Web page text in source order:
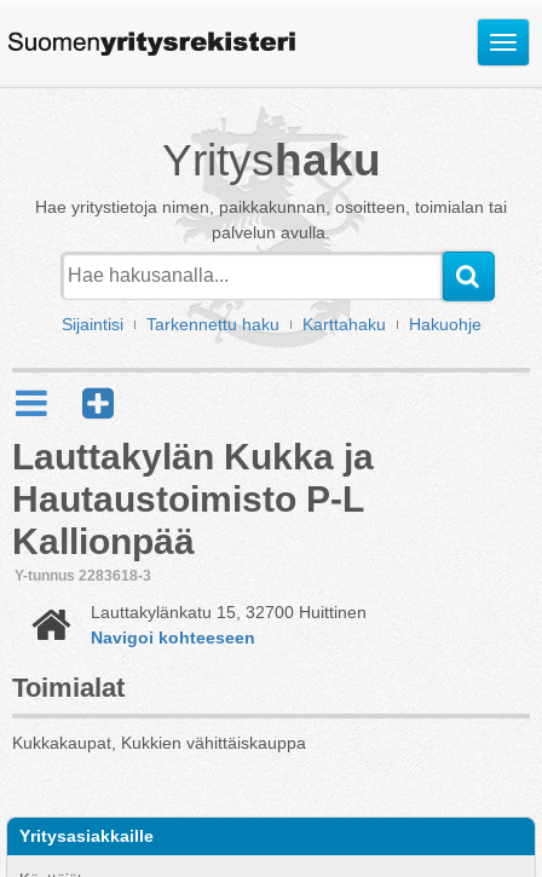
Avaa
Yrityshaku
Hae yritystietoja nimen, paikkakunnan, osoitteen, toimialan tai
palvelun avulla.
Sijaintisi Tarkennettu haku Karttahaku Hakuohje
Lauttakylän Kukka ja
Hautaustoimisto P-L
Kallionpää
Y-tunnus 2283618-3
Lauttakylänkatu 15, 32700 Huittinen
Navigoi kohteeseen
Toimialat
Kukkakaupat, Kukkien vähittäiskauppa
Yritysasiakkaille